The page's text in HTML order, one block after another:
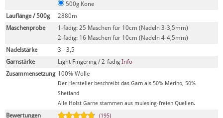
500g Kone
Lauflänge / 500g
2880m
Maschenprobe
1-fädig: 25 Maschen für 10cm (Nadeln 3-3,5mm)
2-fädig: 16 Maschen für 10cm (Nadeln 4-4,5mm)
Nadelstärke
3 - 3,5
Garnstärke
Light Fingering / 2-fädig Info
Zusammensetzung 100% Wolle
Der Hersteller beschreibt das Garn als 50% Merino, 50%
Shetland
Alle Holst Garne stammen aus mulesing-freien Quellen.
Bewertungen
(195)